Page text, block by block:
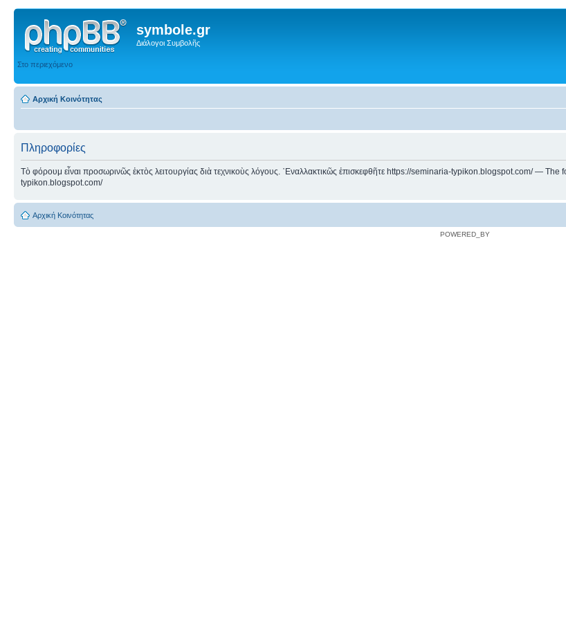
symbole.gr
Διάλογοι Συμβολῆς
Στο περιεχόμενο
Αρχική Κοινότητας
Πληροφορίες
Τὸ φόρουμ εἶναι προσωρινῶς ἐκτὸς λειτουργίας διὰ τεχνικοὺς λόγους. ᾿Εναλλακτικῶς ἐπισκεφθῆτε https://seminaria-typikon.blogspot.com/ —
typikon.blogspot.com/
Αρχική Κοινότητας
POWERED_BY